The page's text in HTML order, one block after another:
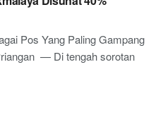
Pos Yang Paling Gampang
— Di tengah sorotan